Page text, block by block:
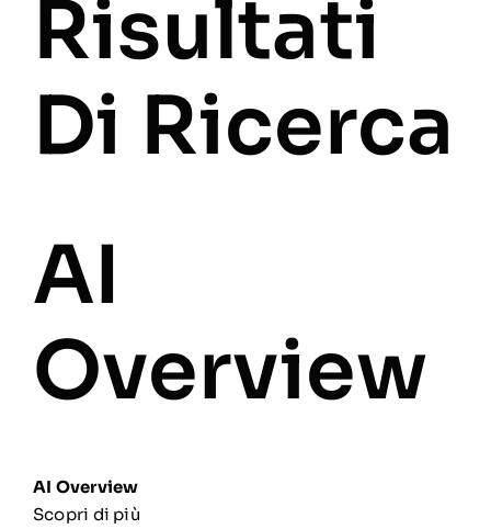
Risultati
Di Ricerca
AI
Overview
AI Overview
Scopri di più